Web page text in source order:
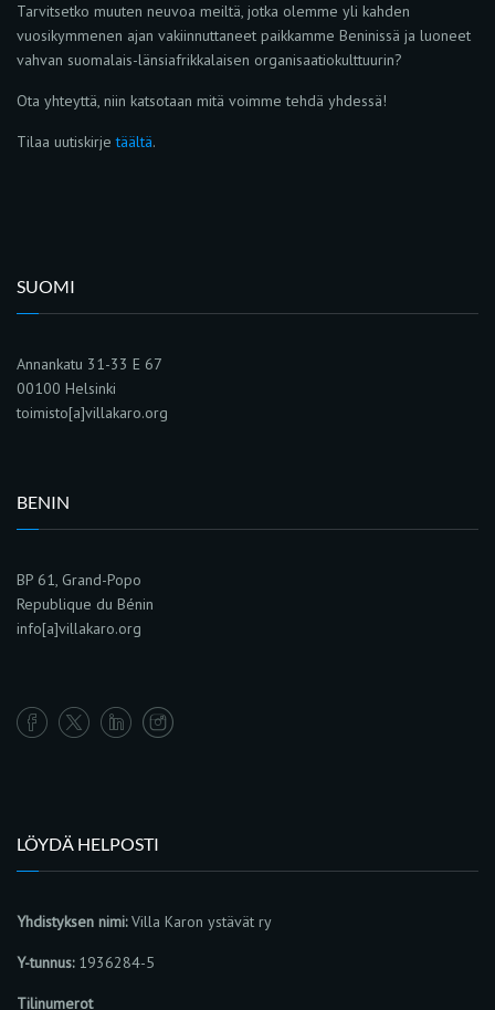
Tarvitsetko muuten neuvoa meiltä, jotka olemme yli kahden
vuosikymmenen ajan vakiinnuttaneet paikkamme Beninissä ja luoneet
vahvan suomalais-länsiafrikkalaisen organisaatiokulttuurin?
Ota yhteyttä, niin katsotaan mitä voimme tehdä yhdessä!
Tilaa uutiskirjetäältä.
SUOMI
Annankatu 31-33 E 67
00100 Helsinki
toimisto[a]villakaro.org
BENIN
BP 61, Grand-Popo
Republique du Bénin
info[a]villakaro.org
LÖYDÄ HELPOSTI
Yhdistyksen nimi:Villa Karon ystävät ry
Y-tunnus:1936284-5
Tilinumerot